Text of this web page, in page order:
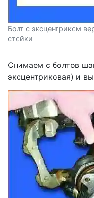
Болт с эксцентриком
стойки
Снимаем с болтов
эксцентриковая) и